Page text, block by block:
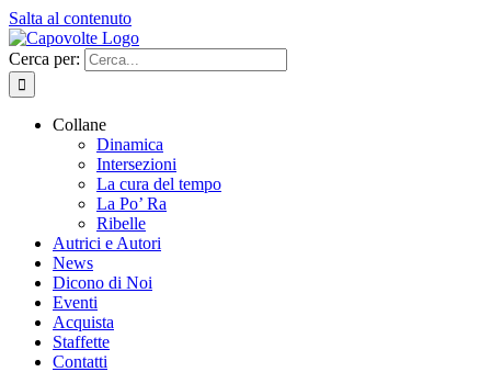
Salta al contenuto
Cerca per:
Collane
Dinamica
Intersezioni
La cura del tempo
La Po’ Ra
Ribelle
Autrici e Autori
News
Dicono di Noi
Eventi
Acquista
Staffette
Contatti